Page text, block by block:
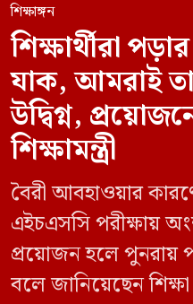
শিক্ষাঙ্গন
শিক্ষার্থীরা
যাক, আমরাই
উদ্বিগ্ন,
শিক্ষামন্ত্রী
বৈরী আবহাওয়ার
এইচএসসি পরীক্ষায়
প্রয়োজন হলে পুনরায়
বলে জানিয়েছেন